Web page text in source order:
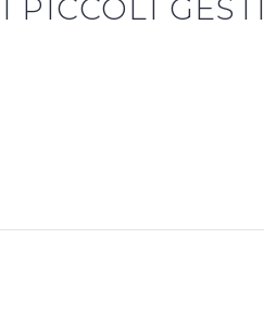
PICCOLI GESTI